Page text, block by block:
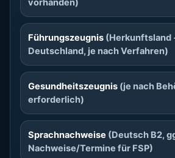
vorhanden)
Führungszeugnis (Herkunftsland
Deutschland, je nach Verfahren)
Gesundheitszeugnis (je nach
erforderlich)
Sprachnachweise (Deutsch B2,
Nachweise/Termine für FSP)